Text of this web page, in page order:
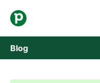
Blog
Vendas